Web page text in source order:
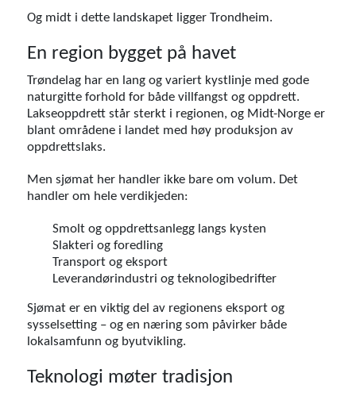
Og midt i dette landskapet ligger Trondheim.
En region bygget på havet
Trøndelag har en lang og variert kystlinje med gode
naturgitte forhold for både villfangst og oppdrett.
Lakseoppdrett står sterkt i regionen, og Midt-Norge er
blant områdene i landet med høy produksjon av
oppdrettslaks.
Men sjømat her handler ikke bare om volum. Det
handler om hele verdikjeden:
Smolt og oppdrettsanlegg langs kysten
Slakteri og foredling
Transport og eksport
Leverandørindustri og teknologibedrifter
Sjømat er en viktig del av regionens eksport og
sysselsetting – og en næring som påvirker både
lokalsamfunn og byutvikling.
Teknologi møter tradisjon